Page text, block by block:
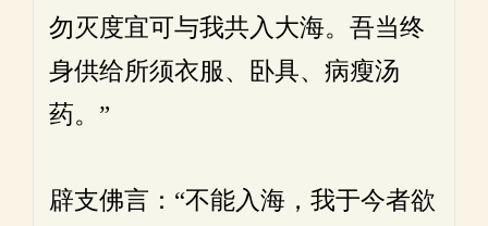
勿灭度宜可与我共入大海。吾当终
身供给所须衣服、卧具、病瘦汤
药。”
辟支佛言：“不能入海，我于今者欲